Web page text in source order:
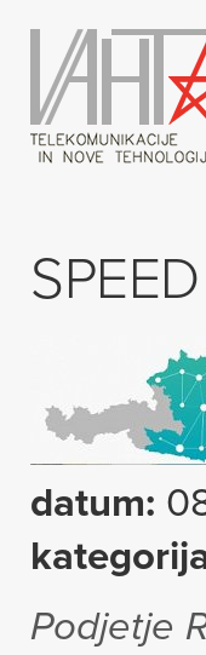
datum:
Podjetje